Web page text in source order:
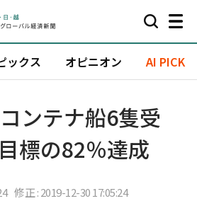
ックス オピニオン AI PICK
ンテナ船6隻受
標の82％達成
修正 : 2019-12-30 17:05:24